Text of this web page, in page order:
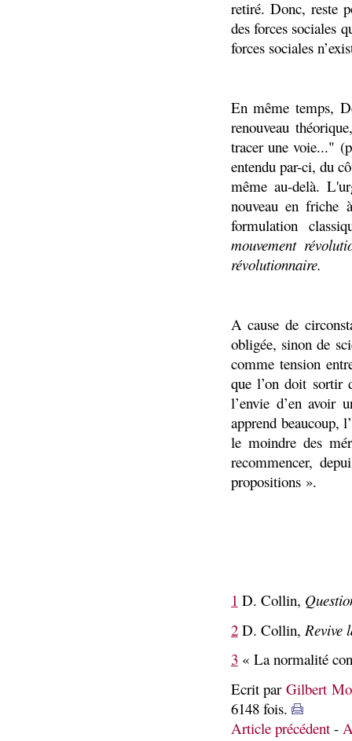
retiré. Donc, reste
des forces sociales
forces sociales
En même temps,
renouveau
tracer une voie..."
entendu par-ci, du
même au-delà.
nouveau en friche
formulation
mouvement
révolutionnaire.
A cause de
obligée, sinon de
comme tension
que l’on doit sortir
l’envie d’en
apprend beaucoup,
le moindre des
recommencer,
propositions ».
1 D. Collin,
2D. Collin, Revive
3« La normalité
Ecrit parGilbert
6148 fois.
Article précédent-